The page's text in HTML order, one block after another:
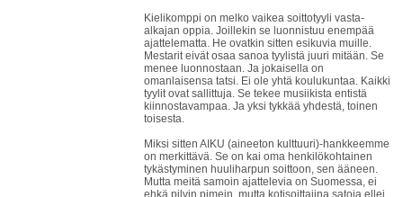
Kielikomppi on melko vaikea soittotyyli vasta-
alkajan oppia. Joillekin se luonnistuu enempää
ajattelematta. He ovatkin sitten esikuvia muille.
Mestarit eivät osaa sanoa tyylistä juuri mitään. Se
menee luonnostaan. Ja jokaisella on
omanlaisensa tatsi. Ei ole yhtä koulukuntaa. Kaikki
tyylit ovat sallittuja. Se tekee musiikista entistä
kiinnostavampaa. Ja yksi tykkää yhdestä, toinen
toisesta.
Miksi sitten AIKU (aineeton kulttuuri)-hankkeemme
on merkittävä. Se on kai oma henkilökohtainen
tykästyminen huuliharpun soittoon, sen ääneen.
Mutta meitä samoin ajattelevia on Suomessa, ei
ehkä pilvin pimein, mutta kotisoittajina satoja ellei